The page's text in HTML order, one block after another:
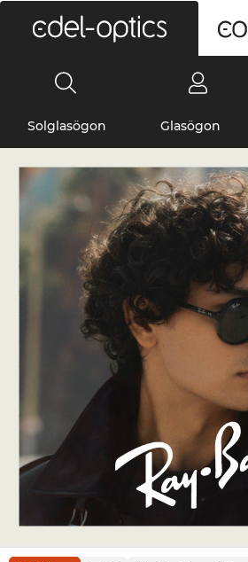
Solglasögon Glasögon